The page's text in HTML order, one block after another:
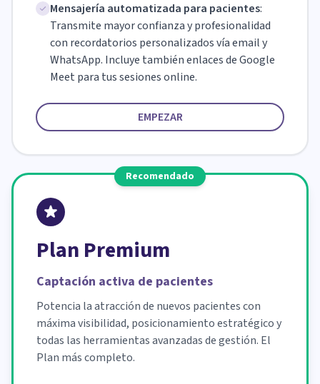
Mensajería automatizada para pacientes:
Transmite mayor confianza y profesionalidad
con recordatorios personalizados vía email y
WhatsApp. Incluye también enlaces de Google
Meet para tus sesiones online.
EMPEZAR
Recomendado
Plan Premium
Captación activa de pacientes
Potencia la atracción de nuevos pacientes con
máxima visibilidad, posicionamiento estratégico y
todas las herramientas avanzadas de gestión. El
Plan más completo.